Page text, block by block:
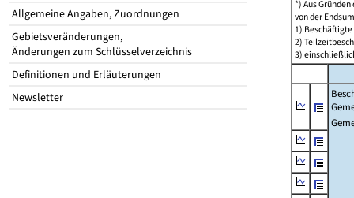
Allgemeine Angaben, Zuordnungen
Gebietsveränderungen,
Änderungen zum Schlüsselverzeichnis
Definitionen und Erläuterungen
Newsletter
*) Aus
von der
1)
2)
3)